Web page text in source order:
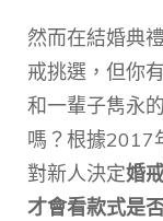
然而在結婚典
戒挑選，但你
和一輩子雋永
嗎？根據2017
對新人決定婚
才會看款式是